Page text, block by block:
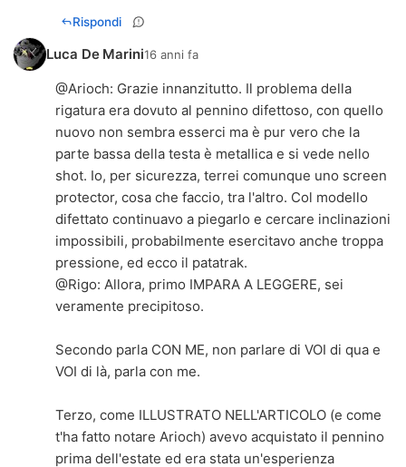
Rispondi
Luca De Marini16 anni fa
@Arioch: Grazie innanzitutto. Il problema della
rigatura era dovuto al pennino difettoso, con quello
nuovo non sembra esserci ma è pur vero che la
parte bassa della testa è metallica e si vede nello
shot. Io, per sicurezza, terrei comunque uno screen
protector, cosa che faccio, tra l'altro. Col modello
difettato continuavo a piegarlo e cercare inclinazioni
impossibili, probabilmente esercitavo anche troppa
pressione, ed ecco il patatrak.
@Rigo: Allora, primo IMPARA A LEGGERE, sei
veramente precipitoso.
Secondo parla CON ME, non parlare di VOI di qua e
VOI di là, parla con me.
Terzo, come ILLUSTRATO NELL'ARTICOLO (e come
t'ha fatto notare Arioch) avevo acquistato il pennino
prima dell'estate ed era stata un'esperienza